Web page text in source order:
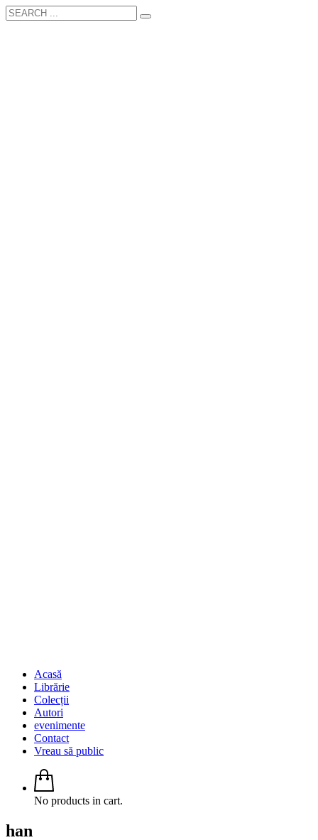
Acasă
Librărie
Colecții
Autori
evenimente
Contact
Vreau să public
No products in cart.
han